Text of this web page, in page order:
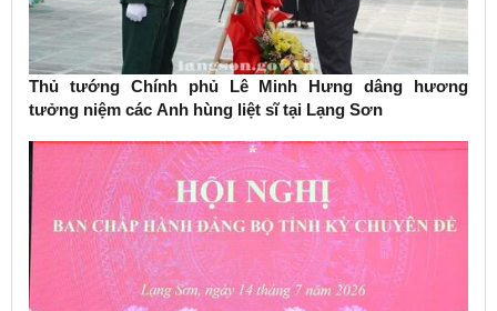
Thủ tướng Chính phủ Lê Minh Hưng dâng hương
tưởng niệm các Anh hùng liệt sĩ tại Lạng Sơn